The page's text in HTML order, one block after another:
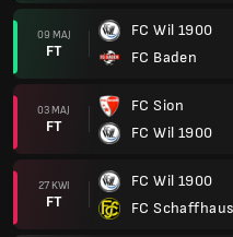
09 MAJ
FT
FC Wil 1900
FC Baden
03 MAJ
FT
FC Sion
FC Wil 1900
27 KWI
FT
FC Wil 1900
FC